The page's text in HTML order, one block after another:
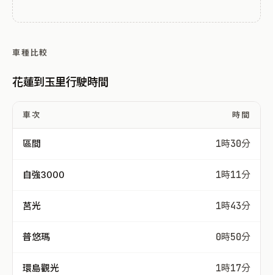
車種比較
花蓮到玉里行駛時間
車次 時間
區間 1時30分
自強3000 1時11分
莒光 1時43分
普悠瑪 0時50分
環島觀光 1時17分